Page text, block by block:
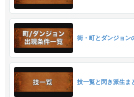
街・町とダンジョン
技一覧と閃き派生ま